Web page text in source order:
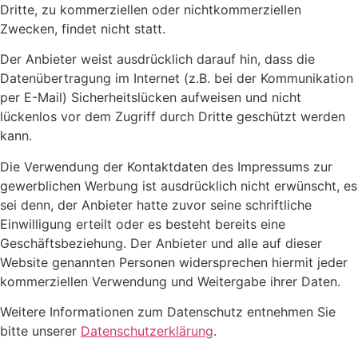
Dritte, zu kommerziellen oder nichtkommerziellen
Zwecken, findet nicht statt.
Der Anbieter weist ausdrücklich darauf hin, dass die
Datenübertragung im Internet (z.B. bei der Kommunikation
per E-Mail) Sicherheitslücken aufweisen und nicht
lückenlos vor dem Zugriff durch Dritte geschützt werden
kann.
Die Verwendung der Kontaktdaten des Impressums zur
gewerblichen Werbung ist ausdrücklich nicht erwünscht, es
sei denn, der Anbieter hatte zuvor seine schriftliche
Einwilligung erteilt oder es besteht bereits eine
Geschäftsbeziehung. Der Anbieter und alle auf dieser
Website genannten Personen widersprechen hiermit jeder
kommerziellen Verwendung und Weitergabe ihrer Daten.
Weitere Informationen zum Datenschutz entnehmen Sie
bitte unserer Datenschutzerklärung.